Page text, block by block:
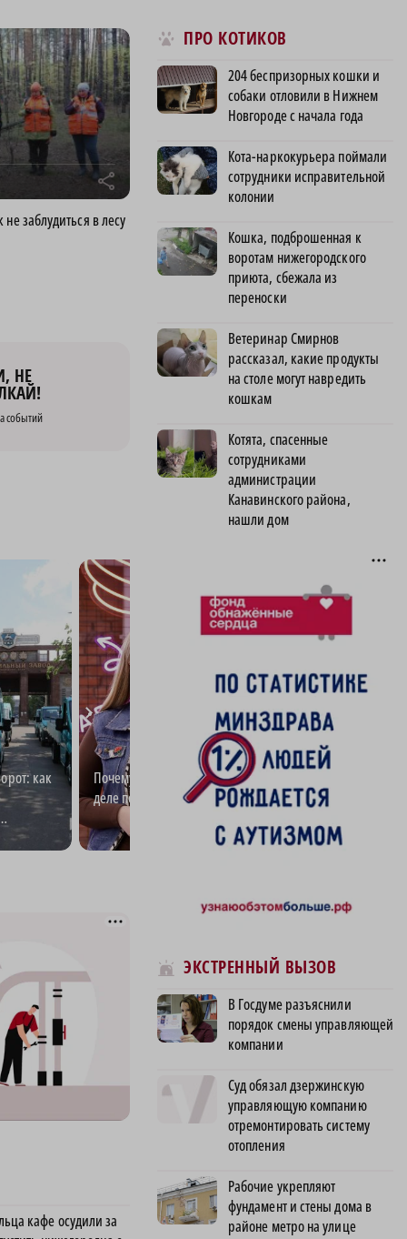
r
заблудиться в лесу
НЕ
событий
как
Почему волонтёры на самом
деле помогают людям
первой на
кафе осудили за
ПРО КОТИКОВ
204 беспризорных кошки и
собаки отловили в Нижнем
Новгороде с начала года
Кота-наркокурьера поймали
сотрудники исправительной
колонии
Кошка, подброшенная к
воротам нижегородского
приюта, сбежала из
переноски
Ветеринар Смирнов
рассказал, какие продукты
на столе могут навредить
кошкам
Котята, спасенные
сотрудниками
администрации
Канавинского района,
нашли дом
ЭКСТРЕННЫЙ ВЫЗОВ
В Госдуме разъяснили
порядок смены управляющей
компании
Суд обязал дзержинскую
управляющую компанию
отремонтировать систему
отопления
Рабочие укрепляют
фундамент и стены дома в
районе метро на улице